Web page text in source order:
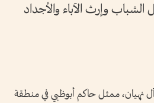
وإرث الآباء والأجداد
نهيان، ممثل حاكم أبوظبي في منطقة